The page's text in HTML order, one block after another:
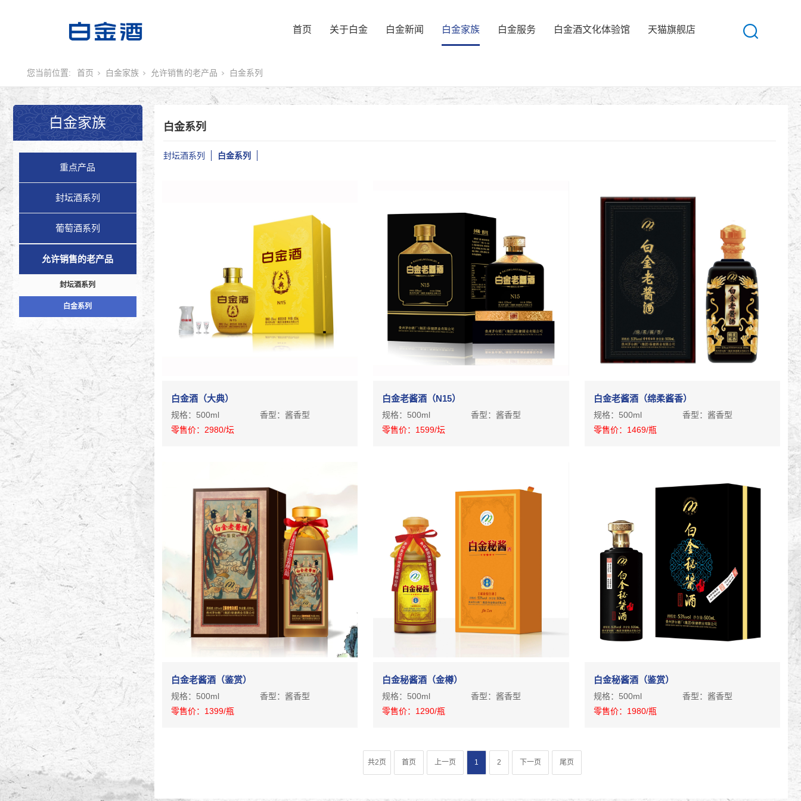
首页 关于白金 白金新闻 白金家族 白金服务 白金酒文化体验馆 天猫旗舰店
您当前位置: 首页 白金家族 允许销售的老产品 白金系列
白金家族
重点产品
封坛酒系列
葡萄酒系列
允许销售的老产品
封坛酒系列
白金系列
白金系列
封坛酒系列 白金系列
白金酒（大典）
规格： 500ml 香型： 酱香型
零售价： 2980/坛
白金老酱酒（N15）
规格： 500ml 香型： 酱香型
零售价： 1599/坛
白金老酱酒（绵柔酱香）
规格： 500ml 香型： 酱香型
零售价： 1469/瓶
白金老酱酒（鉴赏）
规格： 500ml 香型： 酱香型
零售价： 1399/瓶
白金秘酱酒（金樽）
规格： 500ml 香型： 酱香型
零售价： 1290/瓶
白金秘酱酒（鉴赏）
规格： 500ml 香型： 酱香型
零售价： 1980/瓶
共2页 首页 上一页 1 2 下一页 尾页